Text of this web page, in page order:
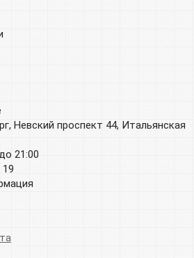
Невский проспект 44, Итальянская
21:00